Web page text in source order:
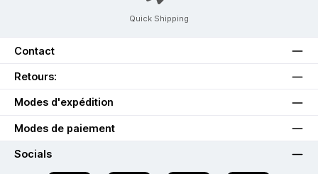
Quick Shipping
Contact
Retours:
Modes d'expédition
Modes de paiement
Socials